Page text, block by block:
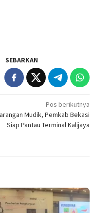
SEBARKAN
Pos berikutnya
Mudik, Pemkab Bekasi
Siap Pantau Terminal Kalijaya